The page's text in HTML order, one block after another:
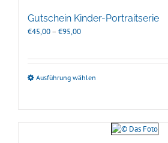
Gutschein Kinder-Portraitserie
€45,00– €95,00Preisspanne:
€95,00
Ausführung wählen